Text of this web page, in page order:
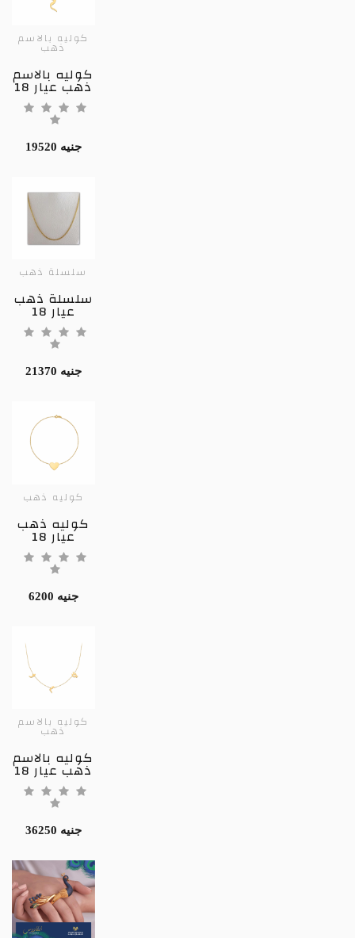
كوليه بالاسم
ذهب
كوليه بالاسم
ذهب عيار 18
19520 جنيه
سلسلة ذهب
سلسلة ذهب
عيار 18
21370 جنيه
كوليه ذهب
كوليه ذهب
عيار 18
6200 جنيه
كوليه بالاسم
ذهب
كوليه بالاسم
ذهب عيار 18
36250 جنيه